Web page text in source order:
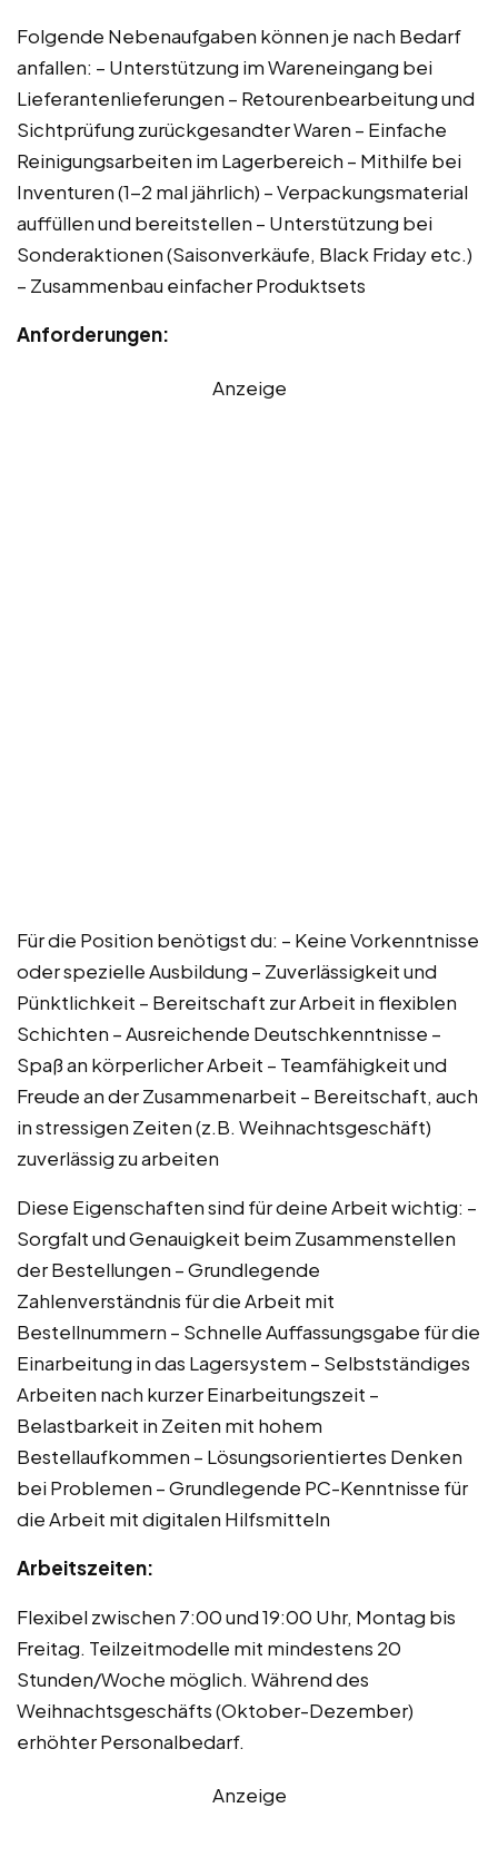
Folgende Nebenaufgaben können je nach Bedarf
anfallen: – Unterstützung im Wareneingang bei
Lieferantenlieferungen – Retourenbearbeitung und
Sichtprüfung zurückgesandter Waren – Einfache
Reinigungsarbeiten im Lagerbereich – Mithilfe bei
Inventuren (1-2 mal jährlich) – Verpackungsmaterial
auffüllen und bereitstellen – Unterstützung bei
Sonderaktionen (Saisonverkäufe, Black Friday etc.)
– Zusammenbau einfacher Produktsets
Anforderungen:
Anzeige
Für die Position benötigst du: – Keine Vorkenntnisse
oder spezielle Ausbildung – Zuverlässigkeit und
Pünktlichkeit – Bereitschaft zur Arbeit in flexiblen
Schichten – Ausreichende Deutschkenntnisse –
Spaß an körperlicher Arbeit – Teamfähigkeit und
Freude an der Zusammenarbeit – Bereitschaft, auch
in stressigen Zeiten (z.B. Weihnachtsgeschäft)
zuverlässig zu arbeiten
Diese Eigenschaften sind für deine Arbeit wichtig: –
Sorgfalt und Genauigkeit beim Zusammenstellen
der Bestellungen – Grundlegende
Zahlenverständnis für die Arbeit mit
Bestellnummern – Schnelle Auffassungsgabe für die
Einarbeitung in das Lagersystem – Selbstständiges
Arbeiten nach kurzer Einarbeitungszeit –
Belastbarkeit in Zeiten mit hohem
Bestellaufkommen – Lösungsorientiertes Denken
bei Problemen – Grundlegende PC-Kenntnisse für
die Arbeit mit digitalen Hilfsmitteln
Arbeitszeiten:
Flexibel zwischen 7:00 und 19:00 Uhr, Montag bis
Freitag. Teilzeitmodelle mit mindestens 20
Stunden/Woche möglich. Während des
Weihnachtsgeschäfts (Oktober-Dezember)
erhöhter Personalbedarf.
Anzeige